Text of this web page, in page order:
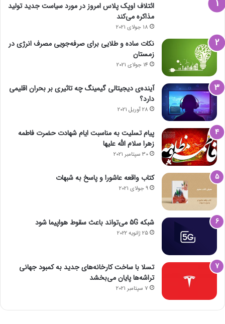
ائتلاف اوپک پلاس امروز در مورد سیاست جدید تولید
مذاکره می‌کند
18 جولای 2021
نکات ساده و طلایی برای صرفه‌جویی مصرف انرژی در
زمستان
14 جولای 2021
آینده‌ی دیجیتالی گیمینگ چه تاثیری بر بحران اقلیمی
دارد؟
28 آوریل 2021
پیام تسلیت به مناسبت ایام شهادت حضرت فاطمه
زهرا سلام الله علیها
30 سپتامبر 2021
کتاب واقعه عاشورا و پاسخ به شبهات
9 جولای 2021
شبکه 5G می‌تواند باعث سقوط هواپیما شود
25 ژانویه 2022
تسلا با ساخت کارخانه‌های جدید به کمبود جهانی
تراشه‌ها پایان می‌بخشد
7 سپتامبر 2021